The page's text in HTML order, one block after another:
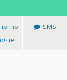
по
SMS